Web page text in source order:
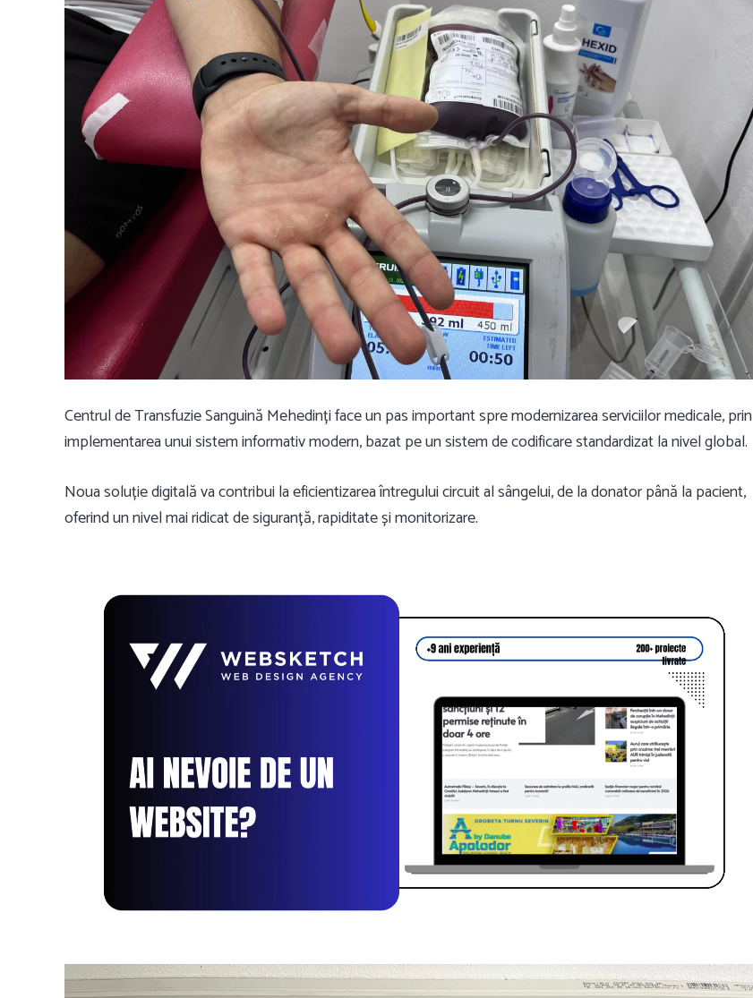
Centrul de Transfuzie Sanguină Mehedinți face un pas important spre modernizarea serviciilor medicale, prin
implementarea unui sistem informativ modern, bazat pe un sistem de codificare standardizat la nivel global.
Noua soluție digitală va contribui la eficientizarea întregului circuit al sângelui, de la donator până la pacient,
oferind un nivel mai ridicat de siguranță, rapiditate și monitorizare.